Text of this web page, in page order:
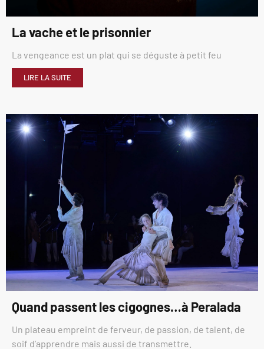
La vache et le prisonnier
La vengeance est un plat qui se déguste à petit feu
LIRE LA SUITE
Quand passent les cigognes…à Peralada
Un plateau empreint de ferveur, de passion, de talent, de
soif d’apprendre mais aussi de transmettre.